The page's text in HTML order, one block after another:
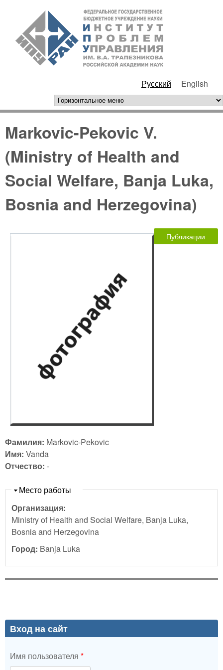
Перейти к основному
содержанию
РАН
Русский English
горизонтальное меню
Markovic-Pekovic V.
(Ministry of Health and
Social Welfare, Banja Luka,
Bosnia and Herzegovina)
Публикации
Фамилия: Markovic-Pekovic
Имя: Vanda
Отчество: -
Скрыть
Место работы
Организация:
Ministry of Health and Social Welfare, Banja Luka,
Bosnia and Herzegovina
Город: Banja Luka
Вход на сайт
Имя пользователя *